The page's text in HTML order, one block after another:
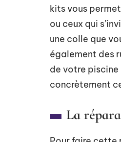
kits vous
ou ceux qui
une colle que
également des
de votre
concrètement
La